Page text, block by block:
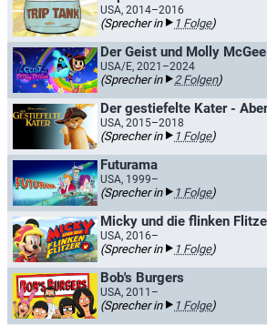
USA, 2014–2016
(Sprecher in 1 Folge)
Der Geist und Molly McGee
USA/E, 2021–2024
(Sprecher in 2 Folgen)
USA, 2015–2018
(Sprecher in 1 Folge)
Futurama
USA, 1999–
(Sprecher in 1 Folge)
USA, 2016–
(Sprecher in 1 Folge)
Bob's Burgers
USA, 2011–
(Sprecher in 1 Folge)